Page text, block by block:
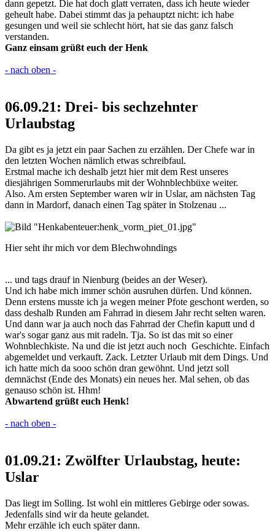
dann gepetzt. Die hat doch glatt verraten, dass ich heute wieder
geheult habe. Dabei stimmt das ja pehauptzt nicht: ich habe
gesungen und weil sie schlecht hört, hat sie das ganz falsch
verstanden.
Ganz einsam grüßt euch der Henk
- nach oben -
06.09.21: Drei- bis sechzehnter
Urlaubstag
Da gibt es ja jetzt ein paar Sachen zu erzählen. Der Chefe war in
den letzten Wochen nämlich etwas schreibfaul.
Erstmal mache ich deshalb jetzt hier mit dem Rest unseres
diesjährigen Sommerurlaubs mit der Wohnblechbüxe weiter.
Also. Am ersten September waren wir in Uslar, am nächsten Tag
dann in Mardorf, danach einen Tag später in Stolzenau ...
Hier seht ihr mich vor dem Blechwohndings
... und tags drauf in Nienburg (beides an der Weser).
Und ich habe mich immer schön ausruhen dürfen. Und können.
Denn erstens musste ich ja wegen meiner Pfote geschont werden, so
dass deshalb Runden am Fahrrad in diesem Jahr recht selten waren.
Und dann war ja auch noch das Fahrrad der Chefin kaputt und d
war's sogar ganz aus mit radeln. Tja. So ist das mit so einer
Wohnblechkiste. Na und die ist jetzt auch noch Geschichte. Einfach
abgemeldet und verkauft. Zack. Letzter Urlaub mit dem Dings. Und
ich hatte mich da sooo schön dran gewöhnt. Und jetzt soll
demnächst (Ende des Monats) ein neues her. Mal sehen, ob das
genauso schön ist. Hhm!
Abwartend grüßt euch Henk!
- nach oben -
01.09.21: Zwölfter Urlaubstag, heute:
Uslar
Das liegt im Solling. Ist wohl ein mittleres Gebirge oder sowas.
Jedenfalls sind wir da heute gelandet.
Mehr erzähle ich euch später dann.